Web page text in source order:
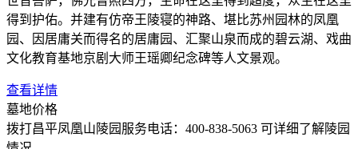
得到护佑。并建有仿帝王陵寝的神路、堪比苏州园林的凤凰
园、因居庸关而得名的居庸园、汇聚山泉而成的碧云湖、戏曲
文化教育基地京剧大师王瑶卿纪念碑等人文景观。
查看详情
墓地价格
拨打昌平凤凰山陵园服务电话：400-838-5063 可详细了解陵园